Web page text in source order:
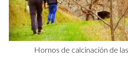
Hornos de calcinación de